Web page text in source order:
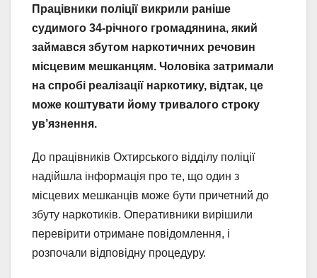
Працівники поліції викрили раніше
судимого 34-річного громадянина, який
займався збутом наркотичних речовин
місцевим мешканцям. Чоловіка затримали
на спробі реалізації наркотику, відтак, це
може коштувати йому тривалого строку
ув’язнення.
До працівників Охтирського відділу поліції
надійшла інформація про те, що один з
місцевих мешканців може бути причетний до
збуту наркотиків. Оперативники вирішили
перевірити отримане повідомлення, і
розпочали відповідну процедуру.